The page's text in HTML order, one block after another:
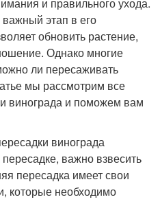
и правильного ухода.
этап в его
обновить растение,
Однако многие
ли пересаживать
мы рассмотрим все
винограда и поможем вам
винограда
важно взвесить
пересадка имеет свои
которые необходимо